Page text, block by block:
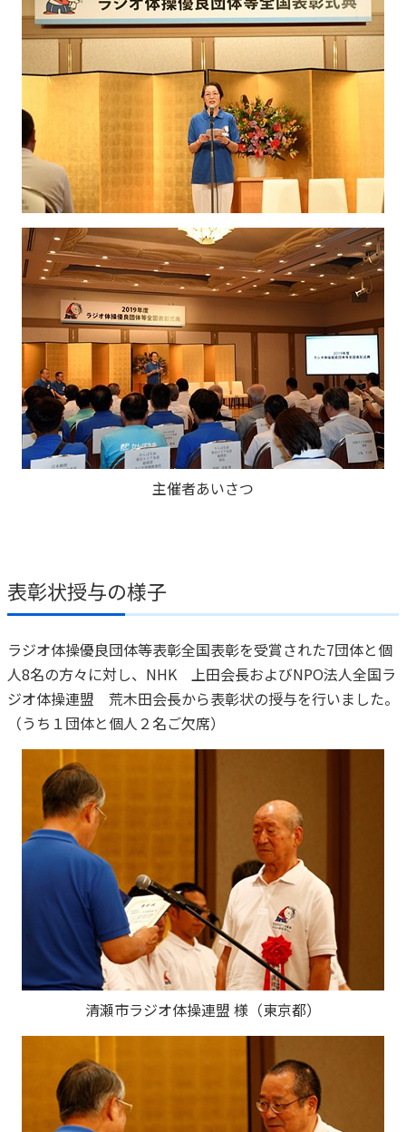
ラジオ体操・みんなの体操
ラジオ体操ポータルサイト
お客さまの声／お客さまサービス向上の取組み
かんぽジャンクション
主催者あいさつ
表彰状授与の様子
ラジオ体操優良団体等表彰全国表彰を受賞された7団体と個
人8名の方々に対し、NHK 上田会長およびNPO法人全国ラ
ジオ体操連盟 荒木田会長から表彰状の授与を行いました。
（うち１団体と個人２名ご欠席）
清瀬市ラジオ体操連盟 様（東京都）